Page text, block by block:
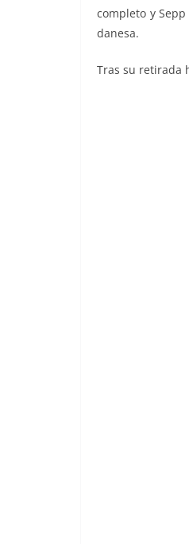
completo y
danesa.
Tras su retirada